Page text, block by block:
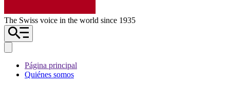
The Swiss voice in the world since 1935
Página principal
Quiénes somos